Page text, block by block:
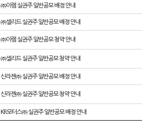
㈜이렘 실권주 일반공모 배정 안내
㈜셀리드 실권주 일반공모 배정 안내
㈜이렘 실권주 일반공모 청약 안내
㈜셀리드 실권주 일반공모 청약 안내
신라젠㈜ 실권주 일반공모 배정 안내
신라젠㈜ 실권주 일반공모 청약 안내
KR모터스㈜ 실권주 일반공모 배정 안내